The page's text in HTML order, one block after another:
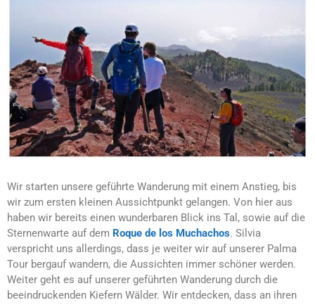
Wir starten unsere geführte Wanderung mit einem Anstieg, bis
wir zum ersten kleinen Aussichtpunkt gelangen. Von hier aus
haben wir bereits einen wunderbaren Blick ins Tal, sowie auf die
Sternenwarte auf dem Roque de los Muchachos. Silvia
verspricht uns allerdings, dass je weiter wir auf unserer Palma
Tour bergauf wandern, die Aussichten immer schöner werden.
Weiter geht es auf unserer geführten Wanderung durch die
beeindruckenden Kiefern Wälder. Wir entdecken, dass an ihren